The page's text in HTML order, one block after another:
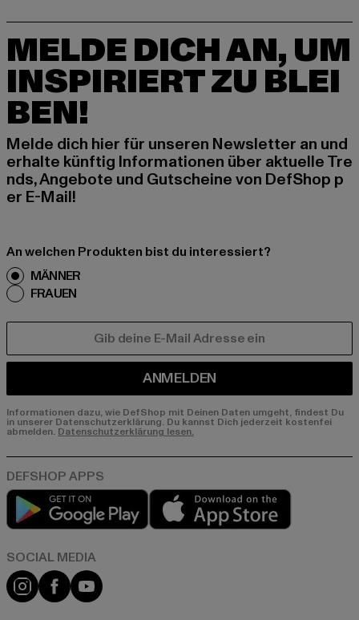
MELDE DICH AN, UM
INSPIRIERT ZU BLEI
BEN!
Melde dich hier für unseren Newsletter an und
erhalte künftig Informationen über aktuelle Tre
nds, Angebote und Gutscheine von DefShop p
er E-Mail!
An welchen Produkten bist du interessiert?
MÄNNER
FRAUEN
ANMELDEN
Informationen dazu, wie DefShop mit Deinen Daten umgeht, findest Du
in unserer Datenschutzerklärung. Du kannst Dich jederzeit kostenfei
abmelden. Datenschutzerklärung lesen.
Play market
Instagram
FacebookYouTube